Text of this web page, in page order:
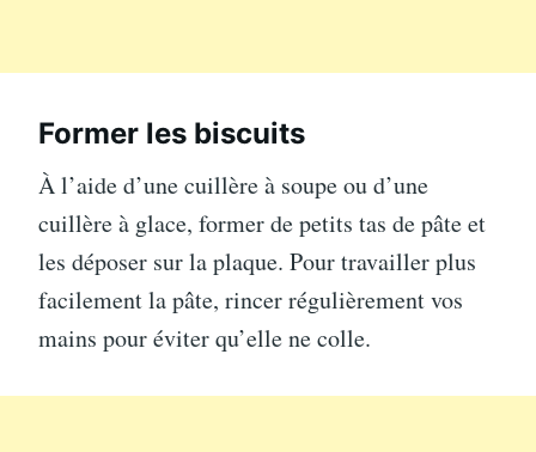
Former les biscuits
À l’aide d’une cuillère à soupe ou d’une
cuillère à glace, former de petits tas de pâte et
les déposer sur la plaque. Pour travailler plus
facilement la pâte, rincer régulièrement vos
mains pour éviter qu’elle ne colle.